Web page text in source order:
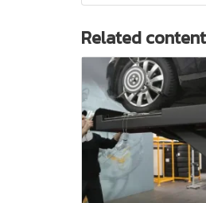
Related content